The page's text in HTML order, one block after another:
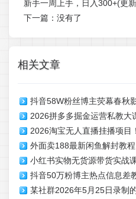
新手一周上手，日入300+(更
下一篇：没有了
相关文章
抖音58W粉丝博主荧幕春秋
搞定影视解说完整成片
2026拼多多掘金运营私教大
申诉全覆盖，一套打法稳定
2026淘宝无人直播挂播项目
动躺賺，全年旺季可矩阵放
外面卖188最新闲鱼解封教
要自己测试
小红书实物无货源带货实战
新手一周上手，日入300+(
抖音50万粉博主热点信息差
快手B站视频号微博，1个视
某社群2026年5月25日录制